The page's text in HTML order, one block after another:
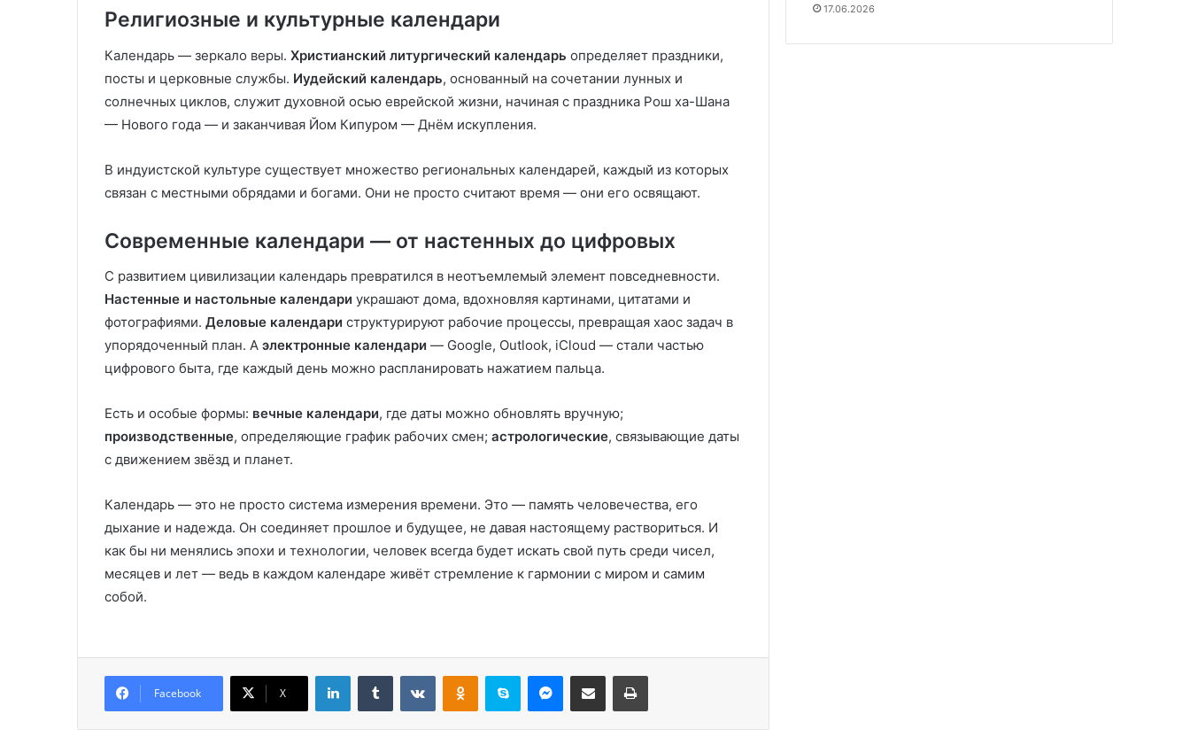
Религиозные и культурные календари
Календарь — зеркало веры. Христианский литургический календарь определяет праздники,
посты и церковные службы. Иудейский календарь, основанный на сочетании лунных и
солнечных циклов, служит духовной осью еврейской жизни, начиная с праздника Рош ха-Шана
— Нового года — и заканчивая Йом Кипуром — Днём искупления.
В индуистской культуре существует множество региональных календарей, каждый из которых
связан с местными обрядами и богами. Они не просто считают время — они его освящают.
Современные календари — от настенных до цифровых
С развитием цивилизации календарь превратился в неотъемлемый элемент повседневности.
Настенные и настольные календари украшают дома, вдохновляя картинами, цитатами и
фотографиями. Деловые календари структурируют рабочие процессы, превращая хаос задач в
упорядоченный план. А электронные календари — Google, Outlook, iCloud — стали частью
цифрового быта, где каждый день можно распланировать нажатием пальца.
Есть и особые формы: вечные календари, где даты можно обновлять вручную;
производственные, определяющие график рабочих смен; астрологические, связывающие даты
с движением звёзд и планет.
Календарь — это не просто система измерения времени. Это — память человечества, его
дыхание и надежда. Он соединяет прошлое и будущее, не давая настоящему раствориться. И
как бы ни менялись эпохи и технологии, человек всегда будет искать свой путь среди чисел,
месяцев и лет — ведь в каждом календаре живёт стремление к гармонии с миром и самим
собой.
Facebook X
LinkedInTumblr ВконтактеОдноклассники
Skype Messenger
Поделиться через электронную почту Печатать
17.06.2026